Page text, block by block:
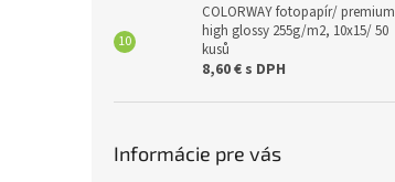
COLORWAY fotopapír/ premium
high glossy 255g/m2, 10x15/ 50
kusů
8,60 € s DPH
Informácie pre vás